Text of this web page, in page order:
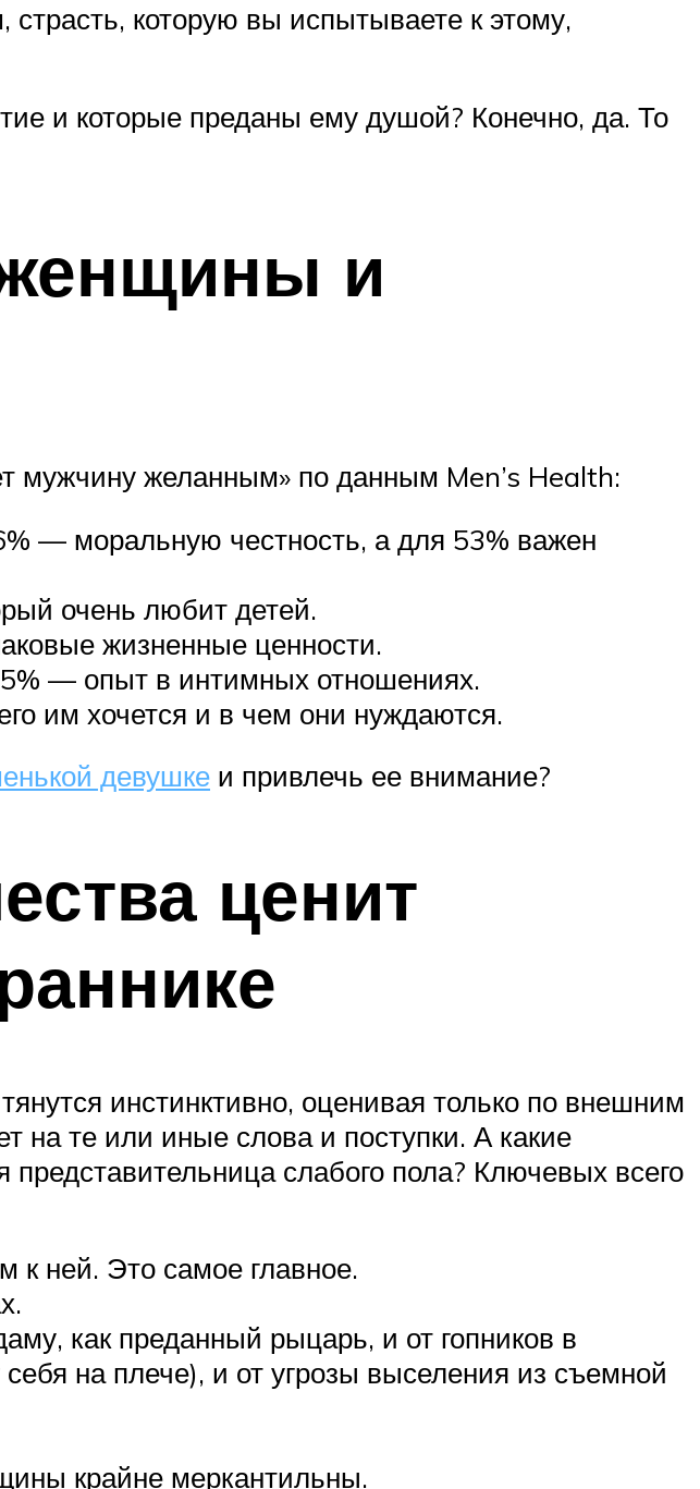
которую вы испытываете к этому,
и которые преданы ему душой? Конечно, да. То
и
мужчину желанным» по данным Men’s Health:
— моральную честность, а для 53% важен
очень любит детей.
жизненные ценности.
— опыт в интимных отношениях.
им хочется и в чем они нуждаются.
девушке и привлечь ее внимание?
ценит
инстинктивно, оценивая только по внешним
на те или иные слова и поступки. А какие
слабого пола? Ключевых всего
ней. Это самое главное.
как преданный рыцарь, и от гопников в
на плече), и от угрозы выселения из съемной
крайне меркантильны.